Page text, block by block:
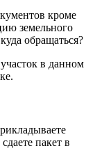
кроме
земельного
обращаться?
в данном
пакет в